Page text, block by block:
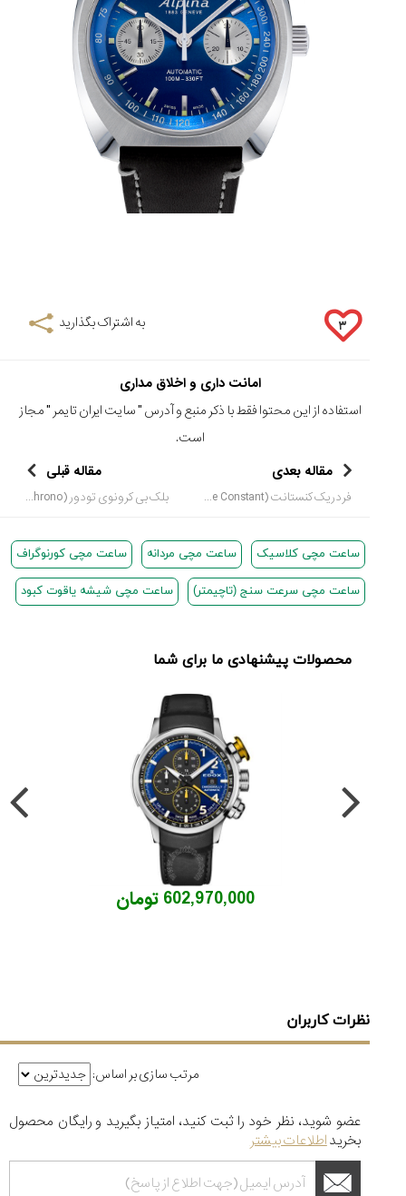
۳ به اشتراک بگذارید
امانت داری و اخلاق مداری
استفاده از این محتوا فقط با ذکر منبع و آدرس "سایت ایران تایمر " مجاز
است.
مقاله بعدی
فردریک کنستانت (Fredrique Constant) یکت تایمر (Yacht Timer)
مقاله قبلی
بلک بی کرونوی تودور (Black Bay Chrono)
ساعت مچی کلاسیک ساعت مچی مردانه ساعت مچی کورنوگراف
ساعت مچی سرعت سنج (تاچیمتر) ساعت مچی شیشه یاقوت کبود
محصولات پیشنهادی ما برای شما
602,970,000 تومان
نظرات کاربران
مرتب سازی بر اساس:
عضو شوید، نظر خود را ثبت کنید، امتیاز بگیرید و رایگان محصول
بخریداطلاعات بیشتر